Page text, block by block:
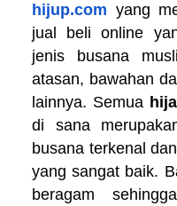
hijup.com yang
jual beli online
jenis busana
atasan, bawahan
lainnya. Semua
di sana
busana terkenal
yang sangat baik.
beragam